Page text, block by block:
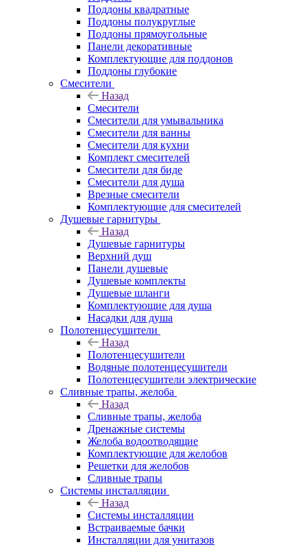
Поддоны квадратные
Поддоны полукруглые
Поддоны прямоугольные
Панели декоративные
Комплектующие для поддонов
Поддоны глубокие
Смесители
Назад
Смесители
Смесители для умывальника
Смесители для ванны
Смесители для кухни
Комплект смесителей
Смесители для биде
Смесители для душа
Врезные смесители
Комплектующие для смесителей
Душевые гарнитуры
Назад
Душевые гарнитуры
Верхний душ
Панели душевые
Душевые комплекты
Душевые шланги
Комплектующие для душа
Насадки для душа
Полотенцесушители
Назад
Полотенцесушители
Водяные полотенцесушители
Полотенцесушители электрические
Сливные трапы, желоба
Назад
Сливные трапы, желоба
Дренажные системы
Желоба водоотводящие
Комплектующие для желобов
Решетки для желобов
Сливные трапы
Системы инсталляции
Назад
Системы инсталляции
Встраиваемые бачки
Инсталляции для унитазов